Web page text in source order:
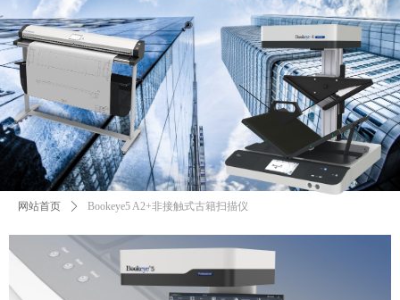
网站首页 ꄲ Bookeye5 A2+非接触式古籍扫描仪